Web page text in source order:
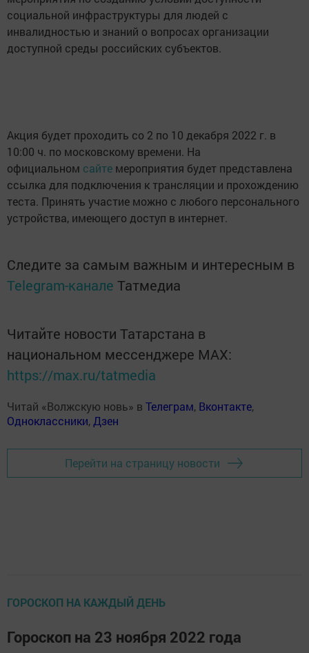
социальной инфраструктуры для людей с
инвалидностью и знаний о вопросах организации
доступной среды российских субъектов.
Акция будет проходить со 2 по 10 декабря 2022 г. в
10:00 ч. по московскому времени. На
официальном сайте мероприятия будет представлена
ссылка для подключения к трансляции и прохождению
теста. Принять участие можно с любого персонального
устройства, имеющего доступ в интернет.
Следите за самым важным и интересным в
Telegram-канале Татмедиа
Читайте новости Татарстана в
национальном мессенджере MАХ:
https://max.ru/tatmedia
Читай «Волжскую новь» в Телеграм, Вконтакте,
Одноклассники, Дзен
Перейти на страницу новости
ГОРОСКОП НА КАЖДЫЙ ДЕНЬ
Гороскоп на 23 ноября 2022 года